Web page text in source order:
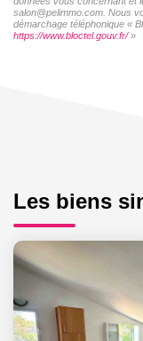
salon@pelimmo.com. Nous
démarchage téléphonique «
https://www.bloctel.gouv.fr/»
Les biens